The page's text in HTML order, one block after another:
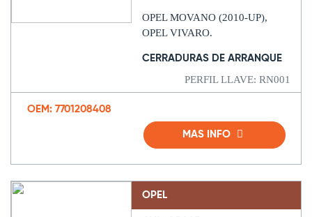
OPEL MOVANO (2010-UP),
OPEL VIVARO.
CERRADURAS DE ARRANQUE
PERFIL LLAVE: RN001
OEM: 7701208408
MAS INFO
OPEL